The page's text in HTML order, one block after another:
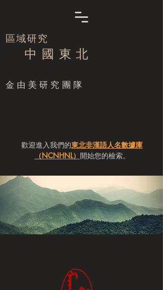
區域研究
中 國 東 北
​金由美研究團隊
歡迎進入我們的東北非漢語人名數據庫
（NCNHNL） 開始您的檢索。